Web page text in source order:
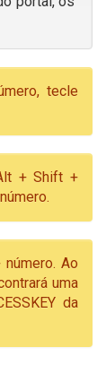
tecle
+ Shift +
Ao
uma
da